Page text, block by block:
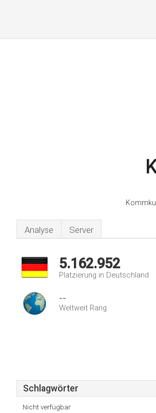
Analyse Server
5.162.952
Platzierung in Deutschland
--
Weltweit Rang
Schlagwörter
Nicht verfügbar